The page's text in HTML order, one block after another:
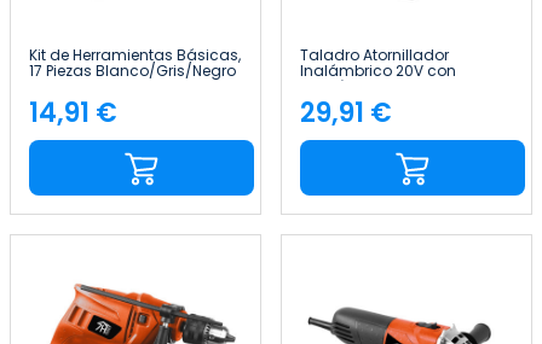
Kit de Herramientas Básicas,
17 Piezas Blanco/Gris/Negro
Precio
14,91 €
Taladro Atornillador
Inalámbrico 20V con
Batería Recargable
2000mAh 7house
Precio
29,91 €